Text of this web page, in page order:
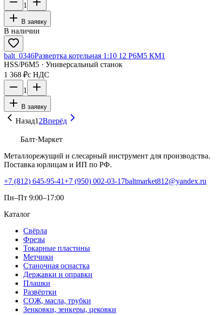
1
В заявку
В наличии
balt_0346Развертка котельная 1:10 12 Р6М5 КМ1
HSS/Р6М5 · Универсальный станок
1 368 ₽с НДС
1
В заявку
Назад1 2Вперёд
Балт·Маркет
Металлорежущий и слесарный инструмент для производства.
Поставка юрлицам и ИП по РФ.
+7 (812) 645-95-41+7 (950) 002-03-17baltmarket812@yandex.ru
Пн–Пт 9:00–17:00
Каталог
Свёрла
Фрезы
Токарные пластины
Метчики
Станочная оснастка
Державки и оправки
Плашки
Развёртки
СОЖ, масла, трубки
Зенковки, зенкеры, цековки